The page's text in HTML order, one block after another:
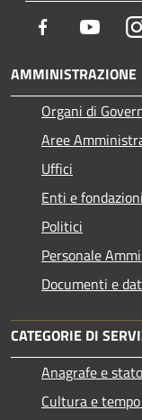
Facebook
AMMINISTRAZIONE
Organi di
Aree
Uffici
Enti e fondazioni
Politici
Personale
Documenti e
CATEGORIE DI
Anagrafe e
Cultura e